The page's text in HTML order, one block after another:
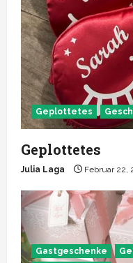
Geplottetes
Geplottetes
Julia Laga Februar 22,
Gastgeschenke